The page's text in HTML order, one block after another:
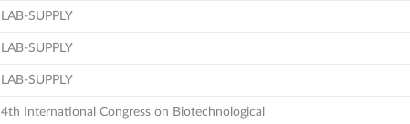
LAB-SUPPLY
LAB-SUPPLY
LAB-SUPPLY
4th International Congress on Biotechnological